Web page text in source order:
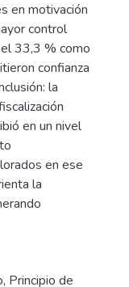
en motivación
control
33,3 % como
confianza
la
en un nivel
en ese
la
, Principio de